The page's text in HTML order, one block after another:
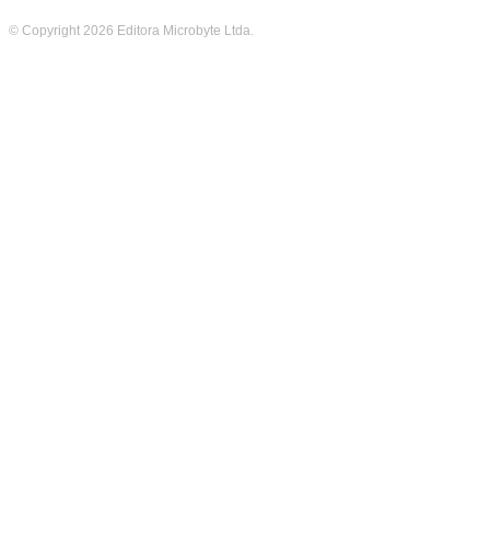
© Copyright 2026 Editora Microbyte Ltda.